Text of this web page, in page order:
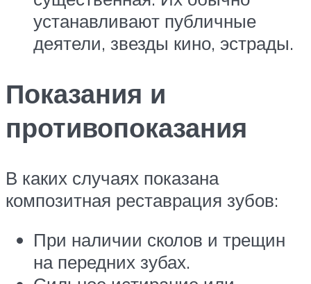
устанавливают публичные
деятели, звезды кино, эстрады.
Показания и
противопоказания
В каких случаях показана
композитная реставрация зубов:
При наличии сколов и трещин
на передних зубах.